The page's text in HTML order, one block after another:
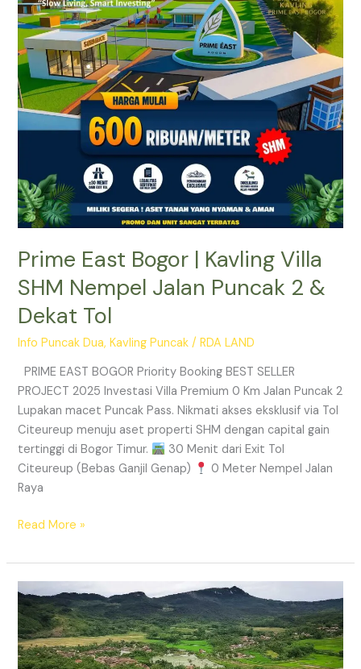
Prime East Bogor | Kavling Villa
SHM Nempel Jalan Puncak 2 &
Dekat Tol
Info Puncak Dua,Kavling Puncak /RDA LAND
PRIME EAST BOGOR Priority Booking BEST SELLER
PROJECT 2025 Investasi Villa Premium 0 Km Jalan Puncak 2
Lupakan macet Puncak Pass. Nikmati akses eksklusif via Tol
Citeureup menuju aset properti SHM dengan capital gain
tertinggi di Bogor Timur.
30 Menit dari Exit Tol
Citeureup (Bebas Ganjil Genap)
0 Meter Nempel Jalan
Raya
Villa
SHM
Nempel
Jalan
Puncak
2
Read More »
Tanah
Kavling
Villa
Prime